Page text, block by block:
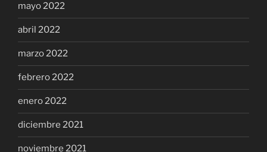
mayo 2022
abril 2022
marzo 2022
febrero 2022
enero 2022
diciembre 2021
noviembre 2021